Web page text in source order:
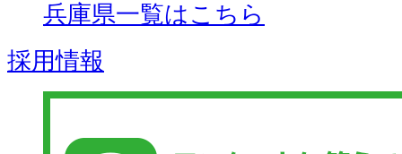
兵庫県一覧はこちら
採用情報